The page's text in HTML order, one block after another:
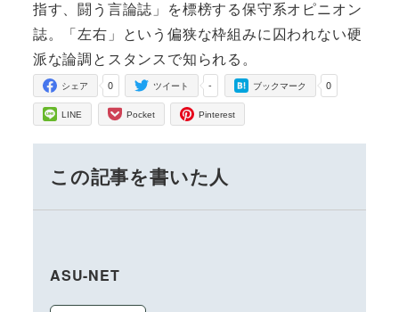
指す、闘う言論誌」を標榜する保守系オピニオン
誌。「左右」という偏狭な枠組みに囚われない硬
派な論調とスタンスで知られる。
0
シェア -
ツイート 0
ブックマーク
LINE Pocket Pinterest
この記事を書いた人
ASU-NET